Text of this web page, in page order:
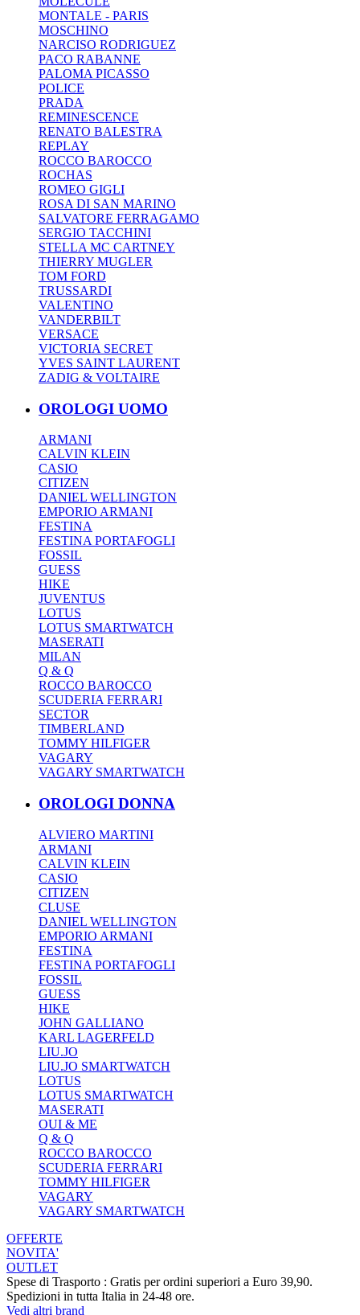
MONTALE - PARIS
MOSCHINO
NARCISO RODRIGUEZ
PACO RABANNE
PALOMA PICASSO
POLICE
PRADA
REMINESCENCE
RENATO BALESTRA
REPLAY
ROCCO BAROCCO
ROCHAS
ROMEO GIGLI
ROSA DI SAN MARINO
SALVATORE FERRAGAMO
SERGIO TACCHINI
STELLA MC CARTNEY
THIERRY MUGLER
TOM FORD
TRUSSARDI
VALENTINO
VANDERBILT
VERSACE
VICTORIA SECRET
YVES SAINT LAURENT
ZADIG & VOLTAIRE
OROLOGI UOMO
ARMANI
CALVIN KLEIN
CASIO
CITIZEN
DANIEL WELLINGTON
EMPORIO ARMANI
FESTINA
FESTINA PORTAFOGLI
FOSSIL
GUESS
HIKE
JUVENTUS
LOTUS
LOTUS SMARTWATCH
MASERATI
MILAN
Q & Q
ROCCO BAROCCO
SCUDERIA FERRARI
SECTOR
TIMBERLAND
TOMMY HILFIGER
VAGARY
VAGARY SMARTWATCH
OROLOGI DONNA
ALVIERO MARTINI
ARMANI
CALVIN KLEIN
CASIO
CITIZEN
CLUSE
DANIEL WELLINGTON
EMPORIO ARMANI
FESTINA
FESTINA PORTAFOGLI
FOSSIL
GUESS
HIKE
JOHN GALLIANO
KARL LAGERFELD
LIU.JO
LIU.JO SMARTWATCH
LOTUS
LOTUS SMARTWATCH
MASERATI
OUI & ME
Q & Q
ROCCO BAROCCO
SCUDERIA FERRARI
TOMMY HILFIGER
VAGARY
VAGARY SMARTWATCH
OFFERTE
NOVITA'
OUTLET
Spese di Trasporto : Gratis per ordini superiori a Euro 39,90.
Spedizioni in tutta Italia in 24-48 ore.
Vedi altri brand